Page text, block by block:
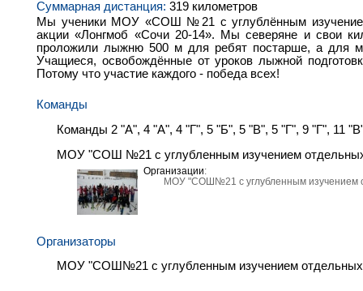
Суммарная дистанция: 319 километров
Мы ученики МОУ «СОШ №21 с углублённым изучением
акции «Лонгмоб «Сочи 20-14». Мы северяне и свои
проложили лыжню 500 м для ребят постарше, а для
Учащиеся, освобождённые от уроков лыжной
Потому что участие каждого - победа всех!
Команды
Команды 2 "А", 4 "А", 4 "Г", 5 "Б", 5 "В", 5 "Г", 9 "Г", 11
МОУ "СОШ №21 с углубленным изучением
Организации:
МОУ "СОШ№21 с углубленным изучением
Организаторы
МОУ "СОШ№21 с углубленным изучением отдельных